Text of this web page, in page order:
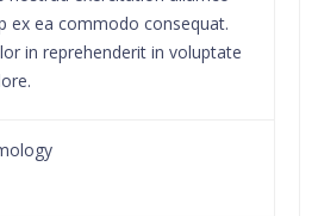
ex ea commodo consequat.
in reprehenderit in voluptate